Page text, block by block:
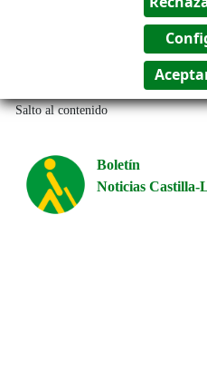
Salto al contenido
Boletín
Noticias Castilla-